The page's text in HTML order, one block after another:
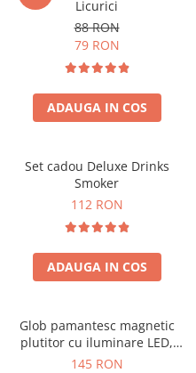
Licurici
88 RON
79 RON
ADAUGA IN COS
Set cadou Deluxe Drinks
Smoker
112 RON
ADAUGA IN COS
Glob pamantesc magnetic
plutitor cu iluminare LED,
Forma C
145 RON